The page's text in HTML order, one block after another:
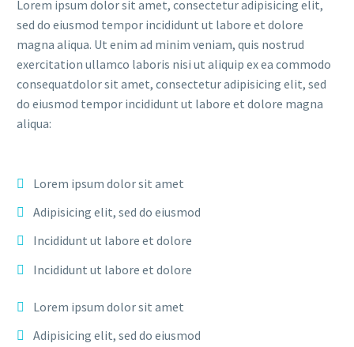
Lorem ipsum dolor sit amet, consectetur adipisicing elit,
sed do eiusmod tempor incididunt ut labore et dolore
magna aliqua. Ut enim ad minim veniam, quis nostrud
exercitation ullamco laboris nisi ut aliquip ex ea commodo
consequatdolor sit amet, consectetur adipisicing elit, sed
do eiusmod tempor incididunt ut labore et dolore magna
aliqua:
Lorem ipsum dolor sit amet
Adipisicing elit, sed do eiusmod
Incididunt ut labore et dolore
Incididunt ut labore et dolore
Lorem ipsum dolor sit amet
Adipisicing elit, sed do eiusmod